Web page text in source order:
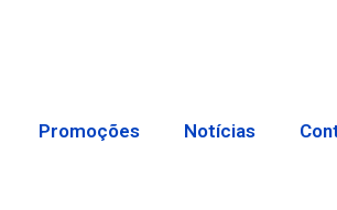
Promoções Notícias